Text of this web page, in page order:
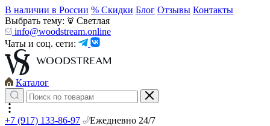
В наличии в России % Скидки Блог Отзывы Контакты
Выбрать тему:
Светлая
info@woodstream.online
Чаты и соц. сети:
Каталог
+7 (917) 133-86-97
Ежедневно 24/7